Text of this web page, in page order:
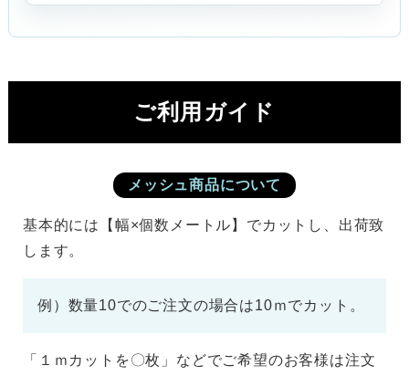
ご利用ガイド
メッシュ商品について
基本的には【幅×個数メートル】でカットし、出荷致
します。
例）数量10でのご注文の場合は10ｍでカット。
「１ｍカットを〇枚」などでご希望のお客様は注文